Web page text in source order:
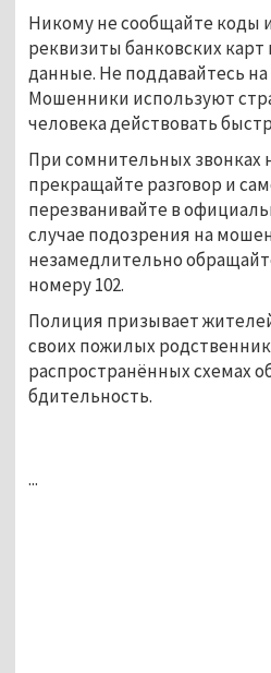
Никому не сообщайте коды
реквизиты банковских
данные. Не поддавайтесь
Мошенники используют
человека действовать
При сомнительных звонках
прекращайте разговор и
перезванивайте в
случае подозрения на
незамедлительно
номеру 102.
Полиция призывает
своих пожилых
распространённых схемах
бдительность.
...